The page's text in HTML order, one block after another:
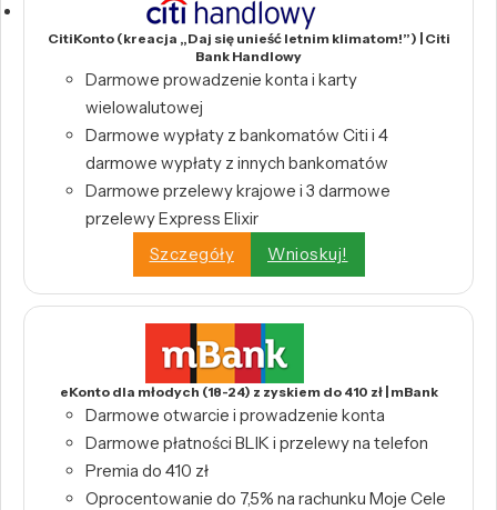
CitiKonto (kreacja „Daj się unieść letnim klimatom!”) | Citi
Bank Handlowy
Darmowe prowadzenie konta i karty
wielowalutowej
Darmowe wypłaty z bankomatów Citi i 4
darmowe wypłaty z innych bankomatów
Darmowe przelewy krajowe i 3 darmowe
przelewy Express Elixir
Szczegóły
Wnioskuj!
eKonto dla młodych (18-24) z zyskiem do 410 zł | mBank
Darmowe otwarcie i prowadzenie konta
Darmowe płatności BLIK i przelewy na telefon
Premia do 410 zł
Oprocentowanie do 7,5% na rachunku Moje Cele